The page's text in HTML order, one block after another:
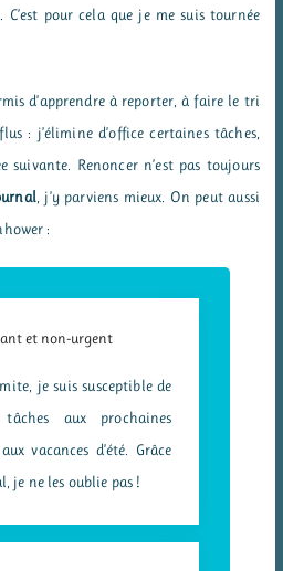
C’est pour cela que je me suis tournée
d’apprendre à reporter, à faire le tri
: j’élimine d’office certaines tâches,
suivante. Renoncer n’est pas toujours
, j’y parviens mieux. On peut aussi
:
et non-urgent
je suis susceptible de
tâches aux prochaines
vacances d’été. Grâce
je ne les oublie pas !